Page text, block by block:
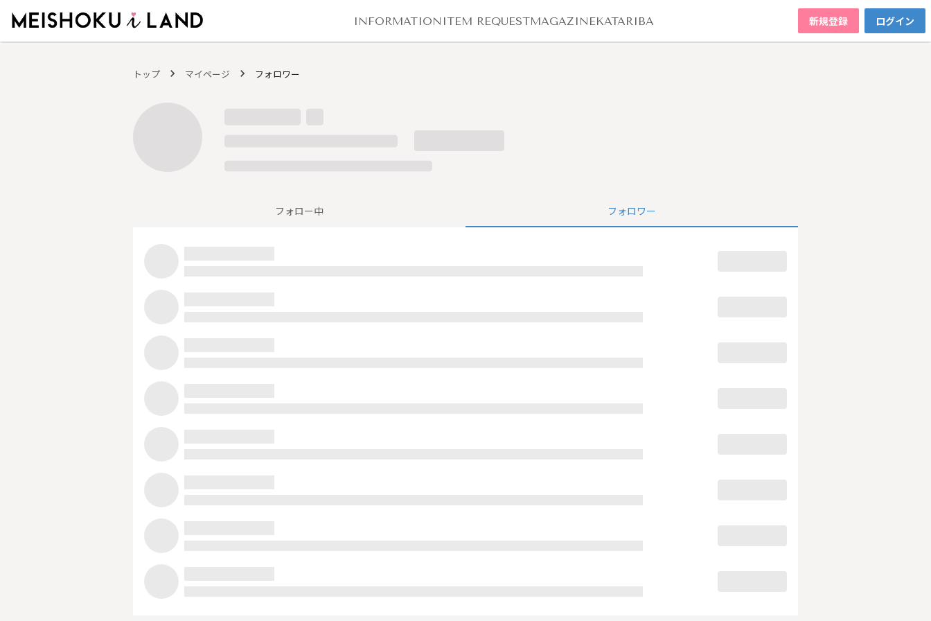
INFORMATION ITEM REQUESTMAGAZINEKATARIBA 新規登録 ログイン
トップ マイページ フォロワー
フォロー中 フォロワー